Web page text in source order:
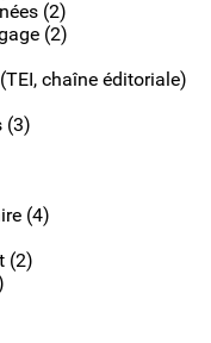
(2)
(2)
chaîne éditoriale)
(3)
(4)
(2)